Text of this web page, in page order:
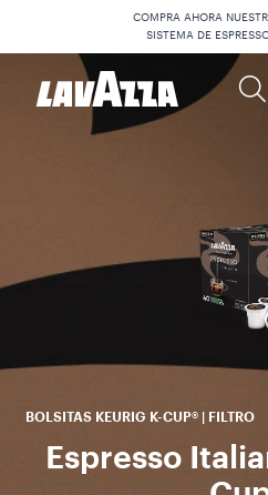
COMPRA AHORA
SISTEMA DE
BOLSITAS KEURIG K-CUP® | FILTRO
Espresso